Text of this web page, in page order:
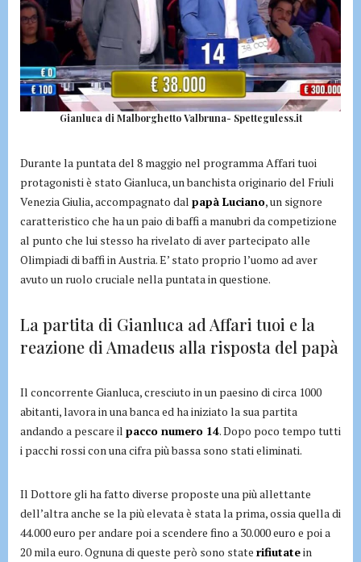
Gianluca di Malborghetto Valbruna- Spetteguless.it
Durante la puntata del 8 maggio nel programma Affari tuoi
protagonisti è stato Gianluca, un banchista originario del Friuli
Venezia Giulia, accompagnato dal papà Luciano, un signore
caratteristico che ha un paio di baffi a manubri da competizione
al punto che lui stesso ha rivelato di aver partecipato alle
Olimpiadi di baffi in Austria. E’ stato proprio l’uomo ad aver
avuto un ruolo cruciale nella puntata in questione.
La partita di Gianluca ad Affari tuoi e la
reazione di Amadeus alla risposta del papà
Il concorrente Gianluca, cresciuto in un paesino di circa 1000
abitanti, lavora in una banca ed ha iniziato la sua partita
andando a pescare il pacco numero 14. Dopo poco tempo tutti
i pacchi rossi con una cifra più bassa sono stati eliminati.
Il Dottore gli ha fatto diverse proposte una più allettante
dell’altra anche se la più elevata è stata la prima, ossia quella di
44.000 euro per andare poi a scendere fino a 30.000 euro e poi a
20 mila euro. Ognuna di queste però sono state rifiutatein